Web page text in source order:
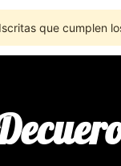
que cumplen